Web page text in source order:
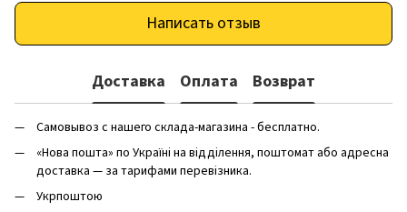
Написать отзыв
Доставка Оплата Возврат
Самовывоз с нашего склада-магазина - бесплатно.
«Нова пошта» по Україні на відділення, поштомат або адресна
доставка — за тарифами перевізника.
Укрпоштою